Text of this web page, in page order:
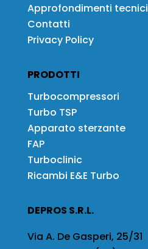
Approfondimenti tecnici
Contatti
Privacy Policy
PRODOTTI
Turbocompressori
Turbo TSP
Apparato sterzante
FAP
Turboclinic
Ricambi E&E Turbo
DEPROS S.R.L.
Via A. De Gasperi, 25/31